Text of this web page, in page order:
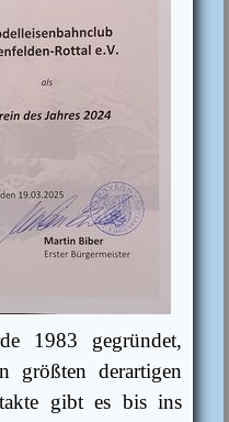
1983 gegründet,
größten derartigen
gibt es bis ins